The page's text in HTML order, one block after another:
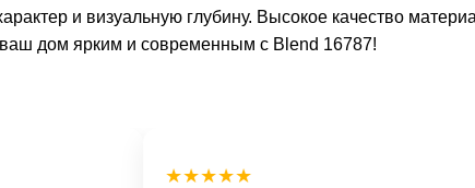
и визуальную глубину. Высокое качество
дом ярким и современным с Blend 16787!
★★★★★